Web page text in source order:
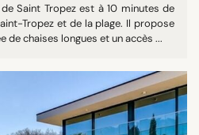
Saint Tropez est à 10 minutes de
Tropez et de la plage. Il propose
de chaises longues et un accès ...